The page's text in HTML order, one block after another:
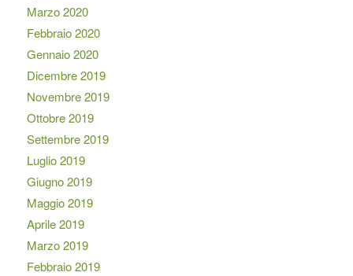
Marzo 2020
Febbraio 2020
Gennaio 2020
Dicembre 2019
Novembre 2019
Ottobre 2019
Settembre 2019
Luglio 2019
Giugno 2019
Maggio 2019
Aprile 2019
Marzo 2019
Febbraio 2019